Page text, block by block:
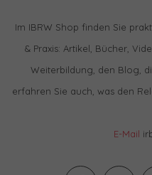
Im IBRW Shop finden Sie
& Praxis: Artikel, Bücher,
Weiterbildung, den Blog,
erfahren Sie auch, was den
E-Mail